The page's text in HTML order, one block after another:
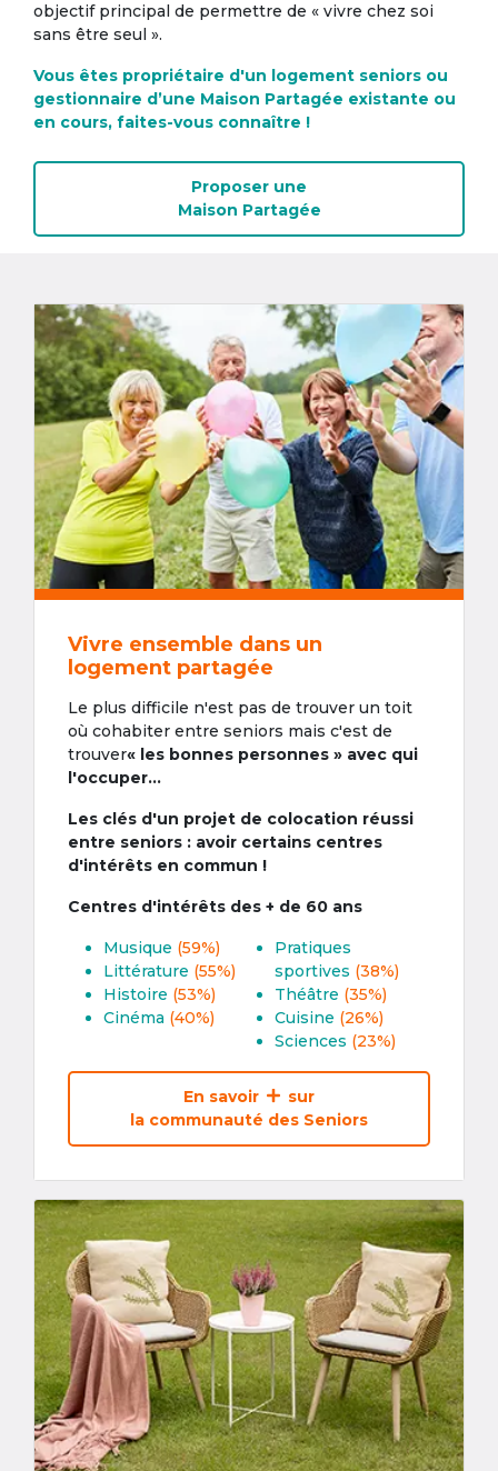
objectif principal de permettre de « vivre chez soi
sans être seul ».
Vous êtes propriétaire d'un logement seniors ou
gestionnaire d’une Maison Partagée existante ou
en cours, faites-vous connaître !
Proposer une
Maison Partagée
Vivre ensemble dans un
logement partagée
Le plus difficile n'est pas de trouver un toit
où cohabiter entre seniors mais c'est de
trouver« les bonnes personnes » avec qui
l'occuper...
Les clés d'un projet de colocation réussi
entre seniors : avoir certains centres
d'intérêts en commun !
Centres d'intérêts des + de 60 ans
Musique (59%)
Littérature (55%)
Histoire (53%)
Cinéma (40%)
Pratiques
sportives (38%)
Théâtre (35%)
Cuisine (26%)
Sciences (23%)
En savoir
sur
la communauté des Seniors